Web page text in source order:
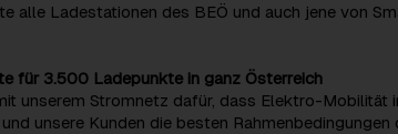
alle Ladestationen des BEÖ und auch jene von
für 3.500 Ladepunkte in ganz Österreich
unserem Stromnetz dafür, dass Elektro-Mobilität
unsere Kunden die besten Rahmenbedingungen